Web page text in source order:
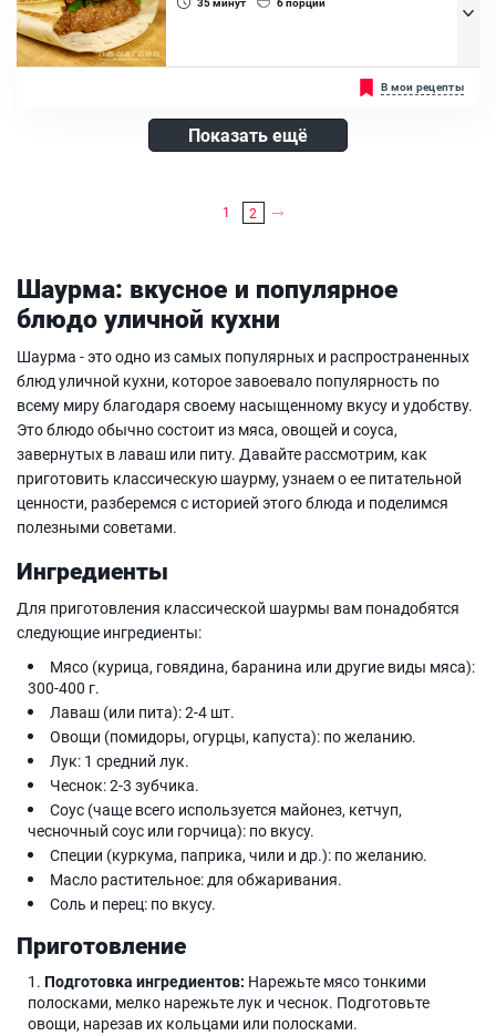
Багет, Лук репчатый, Филе рыбы, Листья салата, Лимон , Соус
Наршараб, Помидоры
Буррито - одно из самых знаменитых блюд мексиканской кухни,
состоящее из лепёшки (тортильи), в которую завёрнута начинка
из говяжьего фарша. Это быстрый и вкусный рецепт, который
подойдет для полноценного...
орех, Фасоль белая консервированная, Томатный сок, Тортилья,
В мои рецепты
Показать ещё
1 2
Шаурма: вкусное и популярное
блюдо уличной кухни
Шаурма - это одно из самых популярных и распространенных
блюд уличной кухни, которое завоевало популярность по
всему миру благодаря своему насыщенному вкусу и удобству.
Это блюдо обычно состоит из мяса, овощей и соуса,
завернутых в лаваш или питу. Давайте рассмотрим, как
приготовить классическую шаурму, узнаем о ее питательной
ценности, разберемся с историей этого блюда и поделимся
полезными советами.
Ингредиенты
Для приготовления классической шаурмы вам понадобятся
следующие ингредиенты:
Мясо (курица, говядина, баранина или другие виды мяса):
300-400 г.
Лаваш (или пита): 2-4 шт.
Овощи (помидоры, огурцы, капуста): по желанию.
Лук: 1 средний лук.
Чеснок: 2-3 зубчика.
Соус (чаще всего используется майонез, кетчуп,
чесночный соус или горчица): по вкусу.
Специи (куркума, паприка, чили и др.): по желанию.
Масло растительное: для обжаривания.
Соль и перец: по вкусу.
Приготовление
Подготовка ингредиентов: Нарежьте мясо тонкими
полосками, мелко нарежьте лук и чеснок. Подготовьте
овощи, нарезав их кольцами или полосками.